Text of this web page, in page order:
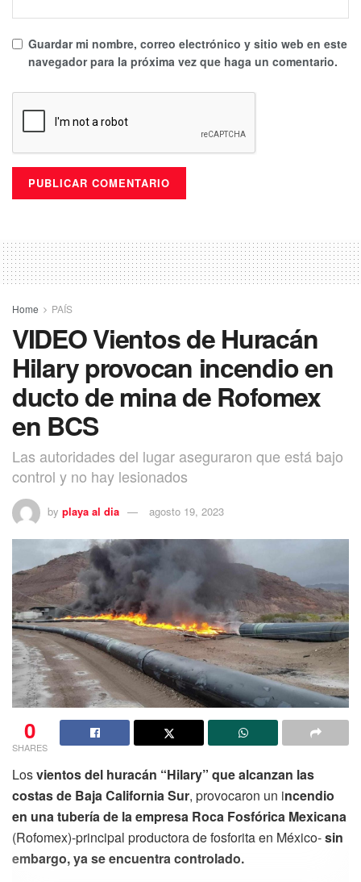
Guardar mi nombre, correo electrónico y sitio web en este
navegador para la próxima vez que haga un comentario.
Home PAÍS
VIDEO Vientos de Huracán
Hilary provocan incendio en
ducto de mina de Rofomex
en BCS
Las autoridades del lugar aseguraron que está bajo
control y no hay lesionados
by playa al dia agosto 19, 2023
0
SHARES
Losvientos del huracán “Hilary” que alcanzan las
costas de Baja California Sur, provocaron un incendio
en una tubería de la empresa Roca Fosfórica Mexicana
(Rofomex)-principal productora de fosforita en México-sin
embargo, ya se encuentra controlado.